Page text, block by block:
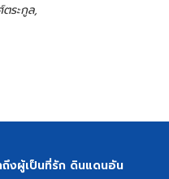
ระกูล,
ถึงผู้เป็นที่รัก ดินแดนอัน